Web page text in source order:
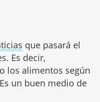
que pasará el
Es decir,
los alimentos según
un buen medio de